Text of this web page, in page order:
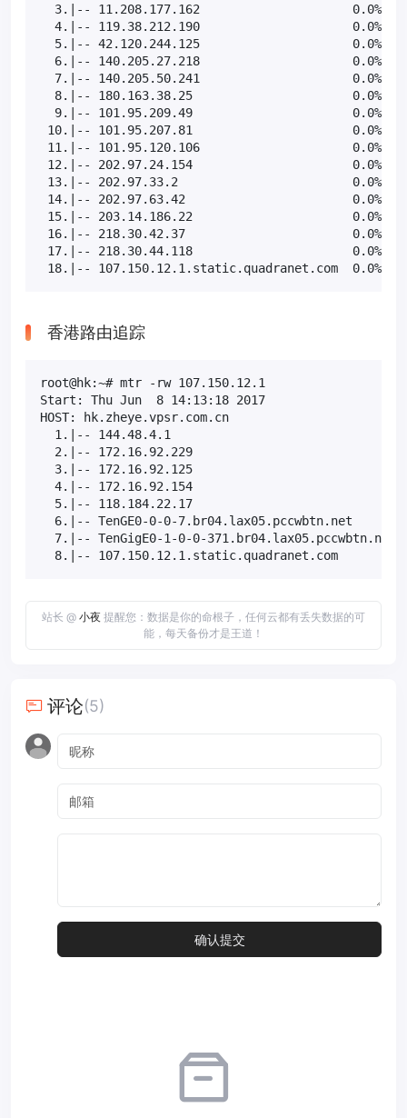
3.|-- 11.208.177.162                     0.0%
4.|-- 119.38.212.190                     0.0%
5.|-- 42.120.244.125                     0.0%
6.|-- 140.205.27.218                     0.0%
7.|-- 140.205.50.241                     0.0%
8.|-- 180.163.38.25                      0.0%
9.|-- 101.95.209.49                      0.0%
10.|-- 101.95.207.81                      0.0%
11.|-- 101.95.120.106                     0.0%
12.|-- 202.97.24.154                      0.0%
13.|-- 202.97.33.2                        0.0%
14.|-- 202.97.63.42                       0.0%    10
15.|-- 203.14.186.22                      0.0%
16.|-- 218.30.42.37                       0.0%
17.|-- 218.30.44.118                      0.0%
18.|-- 107.150.12.1.static.quadranet.com  0.0%
香港路由追踪
root@hk:~# mtr -rw 107.150.12.1
Start: Thu Jun  8 14:13:18 2017
HOST: hk.zheye.vpsr.com.cn
1.|-- 144.48.4.1
2.|-- 172.16.92.229
3.|-- 172.16.92.125
4.|-- 172.16.92.154
5.|-- 118.184.22.17
6.|-- TenGE0-0-0-7.br04.lax05.pccwbtn.net
7.|-- TenGigE0-1-0-0-371.br04.lax05.pccwbtn.net
8.|-- 107.150.12.1.static.quadranet.com
站长 @ 小夜 提醒您：数据是你的命根子，任何云都有丢失数据的可
能，每天备份才是王道！
评论(5)